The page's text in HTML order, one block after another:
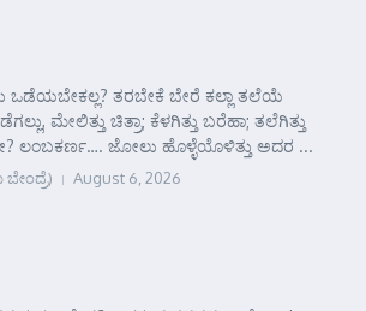
ಒಡೆಯಬೇಕಲ್ಲ? ತರಬೇಕೆ ಬೇರೆ ಕಲ್ಲಾ ತಲೆಯೆ
ಮೇಲಿತ್ತು ಚಿತ್ರಾ; ಕೆಳಗಿತ್ತು ಬರೆಹಾ; ತಲೆಗಿತ್ತು
ಲಂಬಕರ್ಣ…. ಜೋಲು ಹೊಳ್ಳೆಯೊಳಿತ್ತು ಅದರ ...
August 6, 2026